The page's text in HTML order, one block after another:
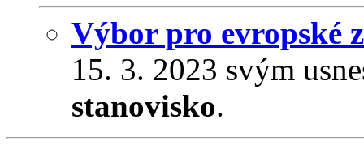
Výbor pro evropské
15. 3. 2023 svým
stanovisko.